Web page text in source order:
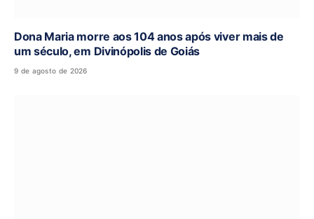
Dona Maria morre aos 104 anos após viver mais de
um século, em Divinópolis de Goiás
9 de agosto de 2026